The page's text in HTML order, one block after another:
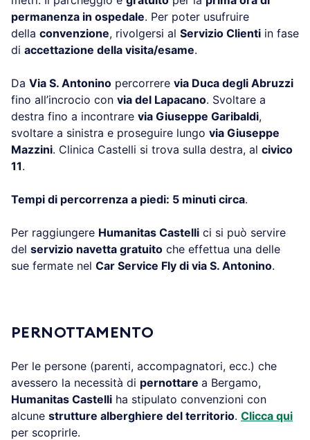
permanenza in ospedale. Per poter usufruire
della convenzione, rivolgersi al Servizio Clienti in fase
di accettazione della visita/esame.
Da Via S. Antonino percorrere via Duca degli Abruzzi
fino all’incrocio con via del Lapacano. Svoltare a
destra fino a incontrare via Giuseppe Garibaldi,
svoltare a sinistra e proseguire lungo via Giuseppe
Mazzini. Clinica Castelli si trova sulla destra, al civico
11.
Tempi di percorrenza a piedi: 5 minuti circa.
Per raggiungere Humanitas Castelli ci si può servire
del servizio navetta gratuito che effettua una delle
sue fermate nel Car Service Fly di via S. Antonino.
PERNOTTAMENTO
Per le persone (parenti, accompagnatori, ecc.) che
avessero la necessità di pernottare a Bergamo,
Humanitas Castelli ha stipulato convenzioni con
alcune strutture alberghiere del territorio. Clicca qui
per scoprirle.